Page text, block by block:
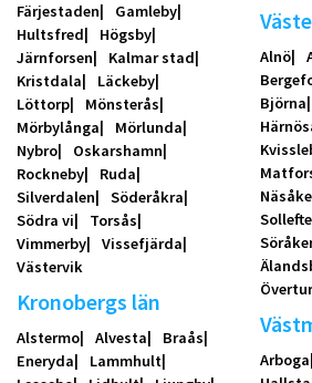
Färjestaden
Gamleby
Hultsfred
Högsby
Järnforsen
Kalmar stad
Kristdala
Läckeby
Löttorp
Mönsterås
Mörbylånga
Mörlunda
Nybro
Oskarshamn
Rockneby
Ruda
Silverdalen
Söderåkra
Södra vi
Torsås
Vimmerby
Vissefjärda
Västervik
Kronobergs län
Alstermo Alvesta
Braås
Eneryda
Lammhult
Alnö
Björna
Arboga